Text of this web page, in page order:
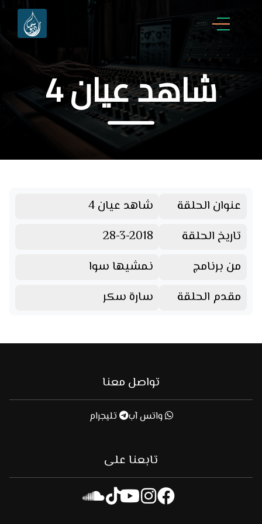
شاهد عيان 4
عنوان الحلقة
شاهد عيان 4
تاريخ الحلقة
28-3-2018
من برنامج
نمشيها سوا
مقدم الحلقة
سارة سكر
تواصل معنا
واتس آب تليجرام
تابعنا على